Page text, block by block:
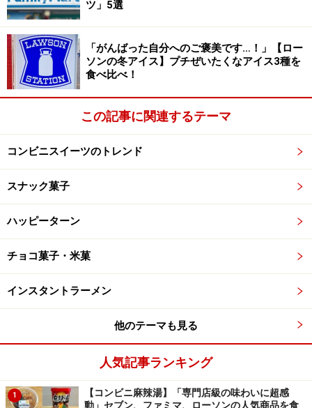
ホイップクリーム＆ココアパウダーが栗の
味を引き立てる
乳製品やチョコレートと栗の相性はバツグン！
マロンホイップクリームは、単体で食べるとそこまで栗
の風味は強くありませんが、ベイクドマロン生地と一緒
に食べると印象がガラリと変化。ミルク感と軽さが加わ
って、より栗の風味が濃厚に感じられ、口どけもなめら
かに変化します。
も名脇役。栗とチョコレートは相性のよい組み合わせな
をより引き立ててくれています。
ツ」5選
「がんばった自分へのご褒美です…！」【ロー
ソンの冬アイス】プチぜいたくなアイス3種を
食べ比べ！
この記事に関連するテーマ
コンビニスイーツのトレンド
スナック菓子
ハッピーターン
チョコ菓子・米菓
インスタントラーメン
他のテーマも見る
人気記事ランキング
1
【コンビニ麻辣湯】「専門店級の味わいに超感
動」セブン、ファミマ、ローソンの人気商品を食